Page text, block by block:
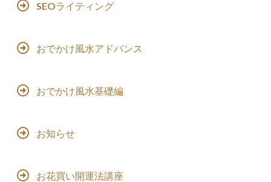
SEOライティング
おでかけ風水アドバンス
おでかけ風水基礎編
お知らせ
お花買い開運法講座